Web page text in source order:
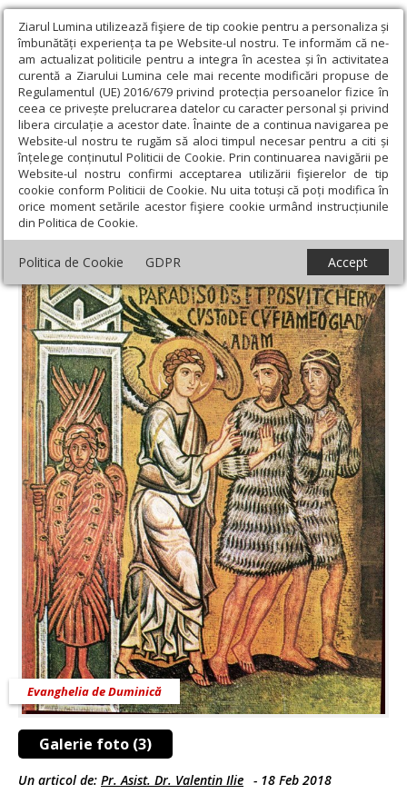
Ziarul Lumina utilizează fişiere de tip cookie pentru a personaliza și
îmbunătăți experiența ta pe Website-ul nostru. Te informăm că ne-
am actualizat politicile pentru a integra în acestea și în activitatea
curentă a Ziarului Lumina cele mai recente modificări propuse de
Regulamentul (UE) 2016/679 privind protecția persoanelor fizice în
ceea ce privește prelucrarea datelor cu caracter personal și privind
libera circulație a acestor date. Înainte de a continua navigarea pe
Website-ul nostru te rugăm să aloci timpul necesar pentru a citi și
înțelege conținutul Politicii de Cookie. Prin continuarea navigării pe
Website-ul nostru confirmi acceptarea utilizării fişierelor de tip
cookie conform Politicii de Cookie. Nu uita totuși că poți modifica în
orice moment setările acestor fişiere cookie urmând instrucțiunile
din Politica de Cookie.
Politica de Cookie GDPR Accept
Ziarul Lumina › Teologie și spiritualitate ›
Evanghelia de
Duminică › Două căi nasc două slujiri: a sinelui și a aproapelui
Două căi nasc două slujiri: a sinelui și a
aproapelui
Galerie foto (3)
Evanghelia de Duminică
Un articol de: Pr. Asist. Dr. Valentin Ilie - 18 Feb 2018